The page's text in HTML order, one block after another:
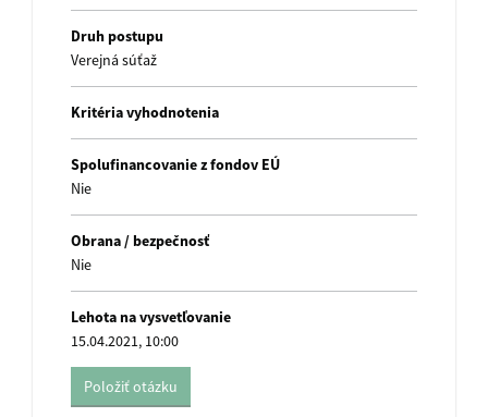
Druh postupu
Verejná súťaž
Kritéria vyhodnotenia
Spolufinancovanie z fondov EÚ
Nie
Obrana / bezpečnosť
Nie
Lehota na vysvetľovanie
15.04.2021, 10:00
Položiť otázku